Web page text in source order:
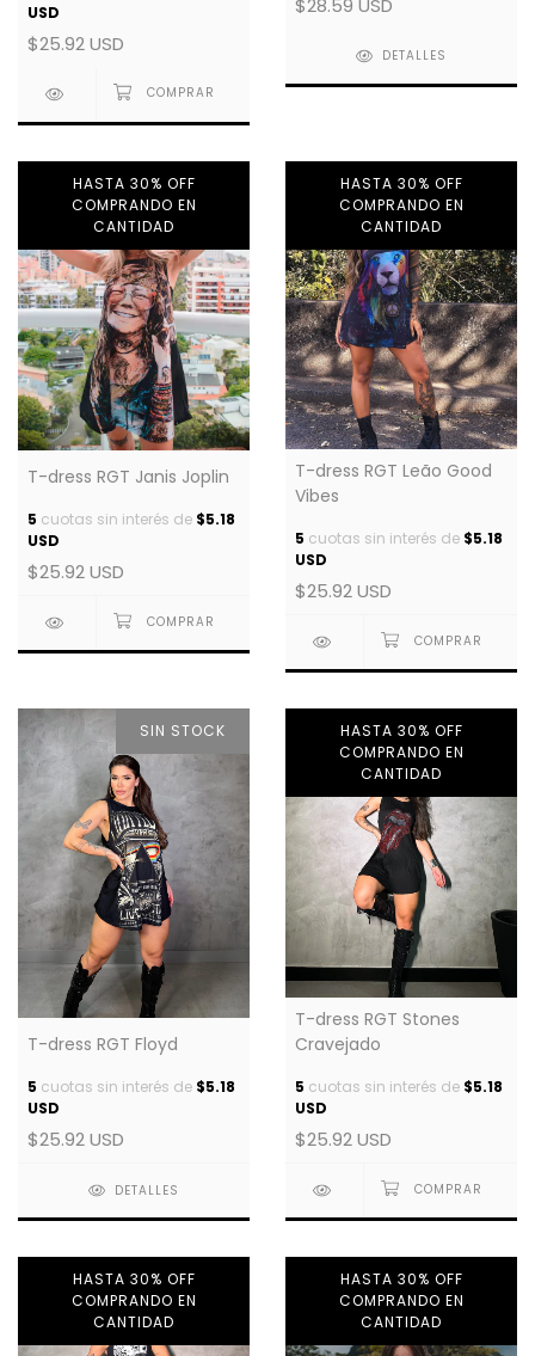
USD
$25.92 USD
DETALLES
HASTA 30% OFF
COMPRANDO EN
CANTIDAD
T-dress RGT Janis Joplin
5 cuotas sin interés de $5.18
USD
$25.92 USD
HASTA 30% OFF
COMPRANDO EN
CANTIDAD
T-dress RGT Leão Good
Vibes
5 cuotas sin interés de $5.18
USD
$25.92 USD
SIN STOCK
T-dress RGT Floyd
5 cuotas sin interés de $5.18
USD
$25.92 USD
DETALLES
HASTA 30% OFF
COMPRANDO EN
CANTIDAD
T-dress RGT Stones
Cravejado
5 cuotas sin interés de $5.18
USD
$25.92 USD
HASTA 30% OFF
COMPRANDO EN
CANTIDAD
HASTA 30% OFF
COMPRANDO EN
CANTIDAD